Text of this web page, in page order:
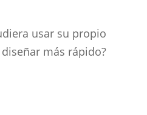
usar su propio
más rápido?